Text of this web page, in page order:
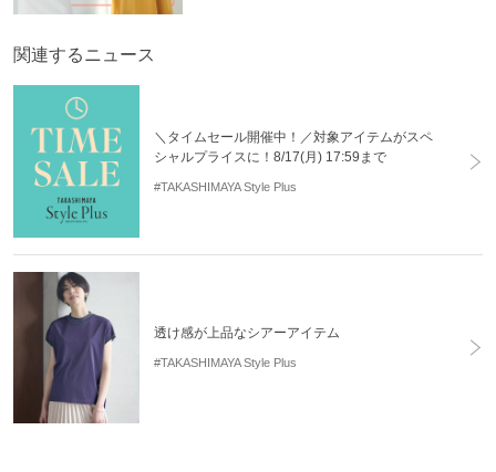
関連するニュース
＼タイムセール開催中！／対象アイテムがスペ
シャルプライスに！8/17(月) 17:59まで
#TAKASHIMAYA Style Plus
透け感が上品なシアーアイテム
#TAKASHIMAYA Style Plus